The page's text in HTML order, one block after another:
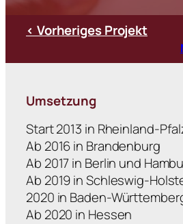
< Vorheriges Projekt
Umsetzung
Start 2013 in Rheinland-
Ab 2016 in Brandenburg
Ab 2017 in Berlin und
Ab 2019 in Schleswig-
2020 in Baden-
Ab 2020 in Hessen